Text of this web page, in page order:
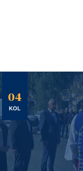
04
KOL